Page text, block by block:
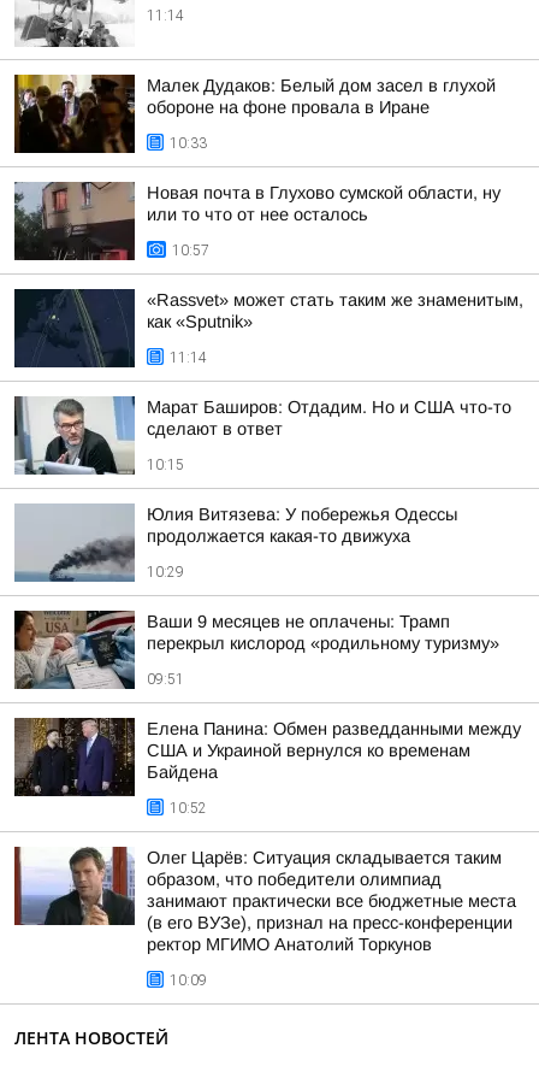
11:14
Малек Дудаков: Белый дом засел в глухой
обороне на фоне провала в Иране
10:33
Новая почта в Глухово сумской области, ну
или то что от нее осталось
10:57
«Rassvet» может стать таким же знаменитым,
как «Sputnik»
11:14
Марат Баширов: Отдадим. Но и США что-то
сделают в ответ
10:15
Юлия Витязева: У побережья Одессы
продолжается какая-то движуха
10:29
Ваши 9 месяцев не оплачены: Трамп
перекрыл кислород «родильному туризму»
09:51
Елена Панина: Обмен разведданными между
США и Украиной вернулся ко временам
Байдена
10:52
Олег Царёв: Ситуация складывается таким
образом, что победители олимпиад
занимают практически все бюджетные места
(в его ВУЗе), признал на пресс-конференции
ректор МГИМО Анатолий Торкунов
10:09
ЛЕНТА НОВОСТЕЙ